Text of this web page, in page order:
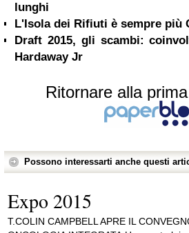
lunghi
L'Isola dei Rifiuti è sempre più
Draft 2015, gli scambi:
Hardaway Jr
Ritornare alla
Possono interessarti anche questi
Expo 2015
T.COLIN CAMPBELL APRE IL